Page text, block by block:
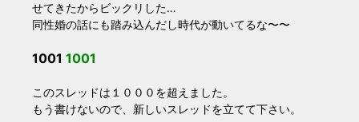
せてきたからビックリした…
同性婚の話にも踏み込んだし時代が動いてるな〜〜
1001 1001
このスレッドは１０００を超えました。
もう書けないので、新しいスレッドを立てて下さい。